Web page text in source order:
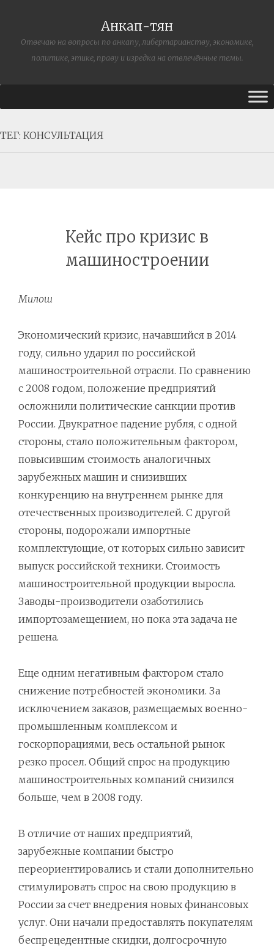
Анкап-тян
Отвечаю на вопросы по анкапу, либертарианству, экономике,
политике, этике, праву и изредка на отвлечённые темы.
ТЕГ: КОНСУЛЬТАЦИЯ
Кейс про кризис в
машиностроении
Милош
Экономический кризис, начавшийся в 2014
году, сильно ударил по российской
машиностроительной отрасли. По сравнению
с 2008 годом, положение предприятий
осложнили политические санкции против
России. Двукратное падение рубля, с одной
стороны, стало положительным фактором,
повысившим стоимость аналогичных
зарубежных машин и снизивших
конкуренцию на внутреннем рынке для
отечественных производителей. С другой
стороны, подорожали импортные
комплектующие, от которых сильно зависит
выпуск российской техники. Стоимость
машиностроительной продукции выросла.
Заводы-производители озаботились
импортозамещением, но пока эта задача не
решена.
Еще одним негативным фактором стало
снижение потребностей экономики. За
исключением заказов, размещаемых военно-
промышленным комплексом и
госкорпорациями, весь остальной рынок
резко просел. Общий спрос на продукцию
машиностроительных компаний снизился
больше, чем в 2008 году.
В отличие от наших предприятий,
зарубежные компании быстро
переориентировались и стали дополнительно
стимулировать спрос на свою продукцию в
России за счет внедрения новых финансовых
услуг. Они начали предоставлять покупателям
беспрецедентные скидки, долгосрочную